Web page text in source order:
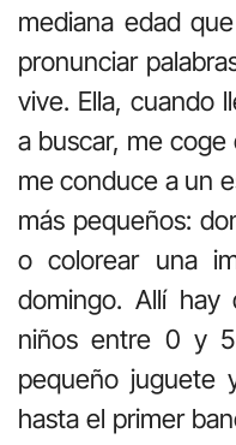
mediana edad
pronunciar
vive. Ella, cuando
a buscar, me coge
me conduce a un
más pequeños:
o colorear una
domingo. Allí hay
niños entre 0 y
pequeño juguete
hasta el primer